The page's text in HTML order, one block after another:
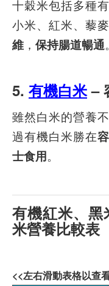
十穀米包括多種
小米、紅米、藜
維 ， 保持腸道暢通。
5. 有機白米–
雖然白米的營養
過有機白米勝在
士食用。
有機紅米、黑
米營養比較表
<<左右滑動表格以查